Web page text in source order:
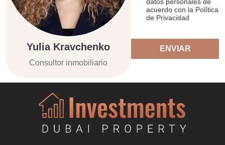
Yulia Kravchenko
Consultor inmobiliario
acuerdo con la Política
de Privacidad
ENVIAR